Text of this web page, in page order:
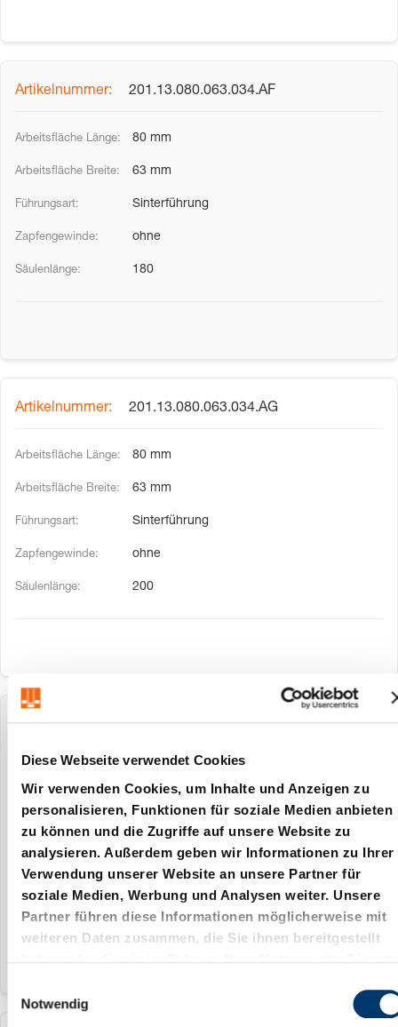
Diese Webseite verwendet Cookies
Wir verwenden Cookies, um Inhalte und Anzeigen zu
personalisieren, Funktionen für soziale Medien anbieten
zu können und die Zugriffe auf unsere Website zu
analysieren. Außerdem geben wir Informationen zu Ihrer
Verwendung unserer Website an unsere Partner für
soziale Medien, Werbung und Analysen weiter. Unsere
Partner führen diese Informationen möglicherweise mit
weiteren Daten zusammen, die Sie ihnen bereitgestellt
Notwendig
201.13.080.063.034.AF
80 mm
63 mm
Sinterführung
ohne
180
201.13.080.063.034.AG
80 mm
63 mm
Sinterführung
ohne
200
201.13.080.063.034.AH
63 mm
Sinterführung
ohne